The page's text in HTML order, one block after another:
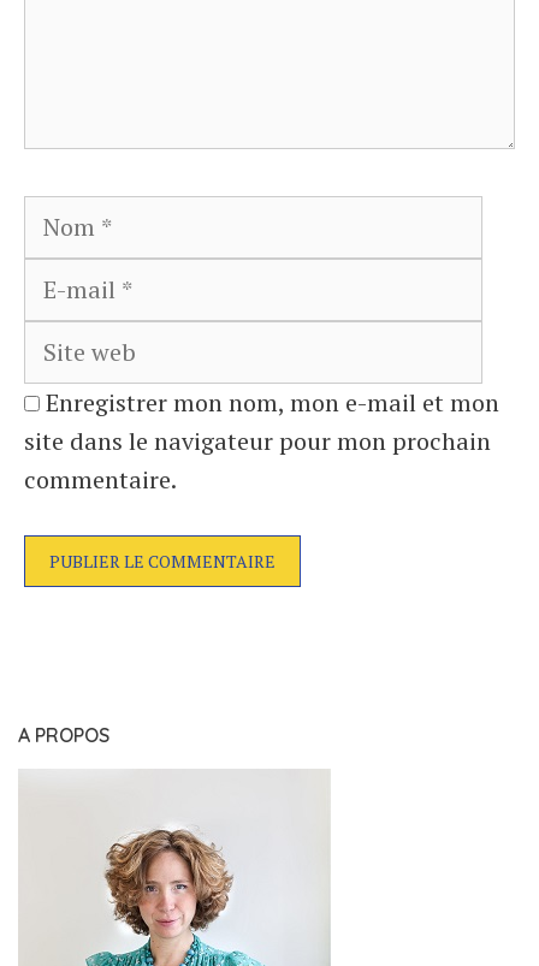
Nom
Enregistrer mon nom, mon e-mail et mon
site dans le navigateur pour mon prochain
commentaire.
A PROPOS